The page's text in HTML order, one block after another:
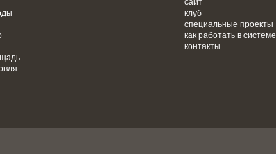
сайт
клуб
специальные проекты
как работать в системе
контакты